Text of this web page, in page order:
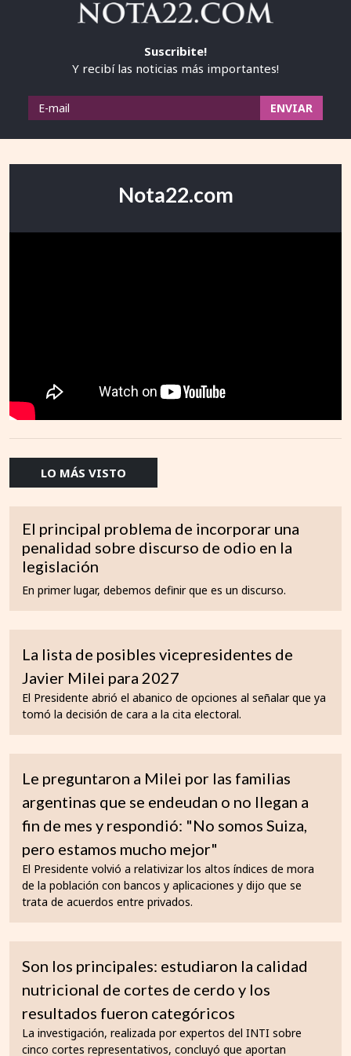
Suscribite!
Y recibí las noticias más importantes!
Nota22.com
LO MÁS VISTO
El principal problema de incorporar una
penalidad sobre discurso de odio en la
legislación
En primer lugar, debemos definir que es un discurso.
La lista de posibles vicepresidentes de
Javier Milei para 2027
El Presidente abrió el abanico de opciones al señalar que ya
tomó la decisión de cara a la cita electoral.
Le preguntaron a Milei por las familias
argentinas que se endeudan o no llegan a
fin de mes y respondió: "No somos Suiza,
pero estamos mucho mejor"
El Presidente volvió a relativizar los altos índices de mora
de la población con bancos y aplicaciones y dijo que se
trata de acuerdos entre privados.
Son los principales: estudiaron la calidad
nutricional de cortes de cerdo y los
resultados fueron categóricos
La investigación, realizada por expertos del INTI sobre
cinco cortes representativos, concluyó que aportan